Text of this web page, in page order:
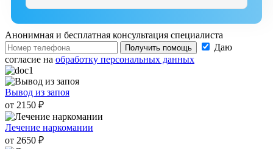
Анонимная и бесплатная консультация специалиста
Получить помощь
Даю
согласие на обработку персональных данных
Вывод из запоя
от 2150 ₽
Лечение наркомании
от 2650 ₽